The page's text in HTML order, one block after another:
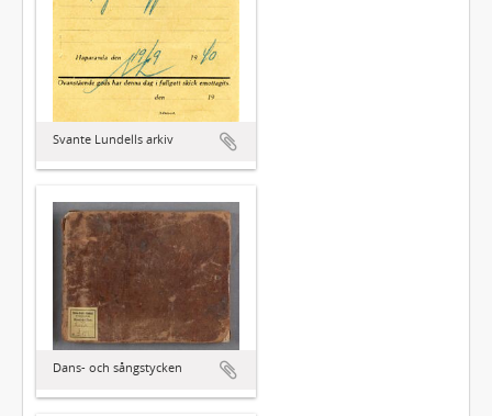
Svante Lundells arkiv
Dans- och sångstycken